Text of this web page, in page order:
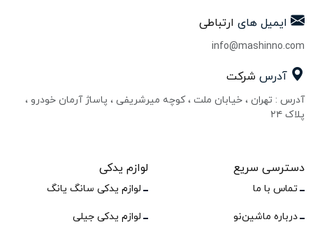
ایمیل های ارتباطی
info@mashinno.com
آدرس شرکت
آدرس : تهران ، خیابان ملت ، کوچه میرشریفی ، پاساژ آرمان خودرو ،
پلاک ۲۴
دسترسی سریع
تماس با ما
درباره ماشین‌نو
لوازم یدکی
لوازم یدکی سانگ یانگ
لوازم یدکی جیلی